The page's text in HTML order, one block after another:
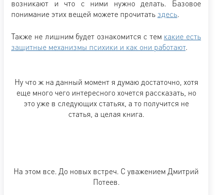
возникают и что с ними нужно делать. Базовое
понимание этих вещей можете прочитатьздесь.
Также не лишним будет ознакомится с тем какие есть
защитные механизмы психики и как они работают.
Ну что ж на данный момент я думаю достаточно, хотя
еще много чего интересного хочется рассказать, но
это уже в следующих статьях, а то получится не
статья, а целая книга.
На этом все. До новых встреч. С уважением Дмитрий
Потеев.